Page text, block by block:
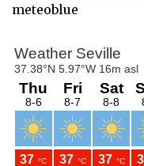
meteoblue